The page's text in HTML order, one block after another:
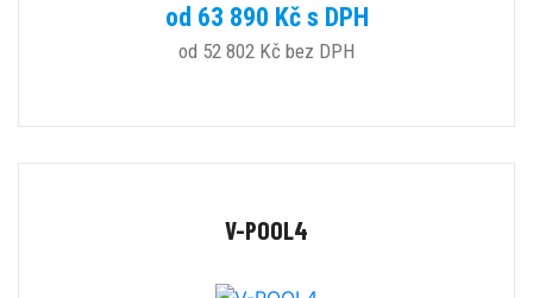
od 63 890 Kč s DPH
od 52 802 Kč bez DPH
V-POOL4